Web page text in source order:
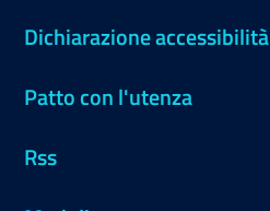
Dichiarazione accessibilità
Patto con l'utenza
Rss